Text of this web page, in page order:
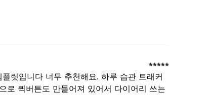
릿입니다 너무 추천해요. 하루 습관 트래커
로 퀵버튼도 만들어져 있어서 다이어리 쓰는